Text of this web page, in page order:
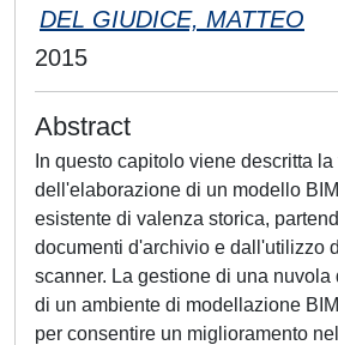
DEL GIUDICE, MATTEO
2015
Abstract
In questo capitolo viene descritta
dell'elaborazione di un modello
esistente di valenza storica,
documenti d'archivio e dall'utilizzo
scanner. La gestione di una
di un ambiente di modellazione
per consentire un miglioramento